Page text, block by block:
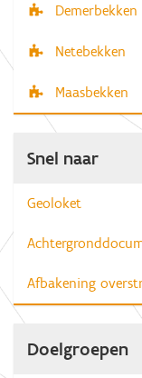
Demerbekken
Netebekken
Maasbekken
Snel naar
Geoloket
Afbakening
Doelgroepen